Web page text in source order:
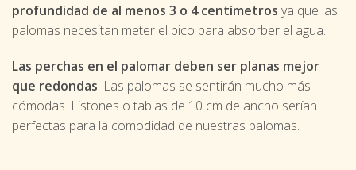
profundidad de al menos 3 o 4 centímetros ya que las
palomas necesitan meter el pico para absorber el agua.
Las perchas en el palomar deben ser planas mejor
que redondas. Las palomas se sentirán mucho más
cómodas. Listones o tablas de 10 cm de ancho serían
perfectas para la comodidad de nuestras palomas.